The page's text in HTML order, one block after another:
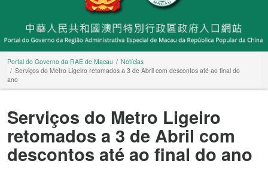
Portal do Governo da RAE de Macau
Notícias
Serviços do Metro Ligeiro retomados a 3 de Abril com descontos até ao final do
ano
Serviços do Metro Ligeiro
retomados a 3 de Abril com
descontos até ao final do ano